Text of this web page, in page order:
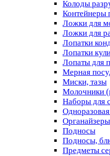
Колоды
Контейнеры
Ложки для
Ложки для
Лопатки
Лопатки
Лопаты для
Мерная
Миски, тазы
Молочники
Наборы для
Органайзеры
Подносы
Подносы,
Предметы